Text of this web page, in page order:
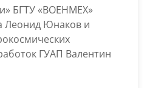
БГТУ «ВОЕНМЕХ»
Леонид Юнаков и
ГУАП Валентин